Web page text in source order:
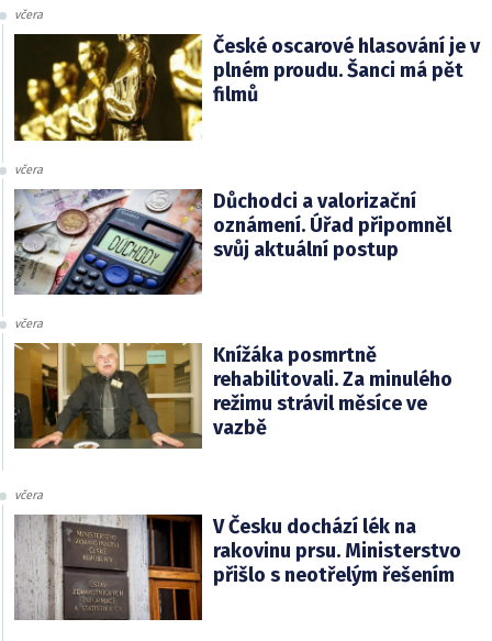
včera
České oscarové hlasování je v
plném proudu. Šanci má pět
filmů
včera
Důchodci a valorizační
oznámení. Úřad připomněl
svůj aktuální postup
včera
Knížáka posmrtně
rehabilitovali. Za minulého
režimu strávil měsíce ve
vazbě
včera
V Česku dochází lék na
rakovinu prsu. Ministerstvo
přišlo s neotřelým řešením